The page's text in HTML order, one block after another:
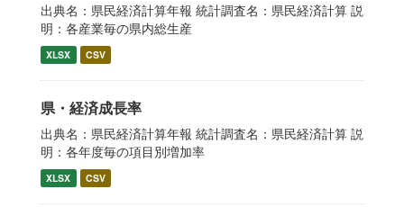
出典名：県民経済計算年報 統計調査名：県民経済計算 説
明：各産業毎の県内総生産
XLSX CSV
県・経済成長率
出典名：県民経済計算年報 統計調査名：県民経済計算 説
明：各年度毎の項目別増加率
XLSX CSV